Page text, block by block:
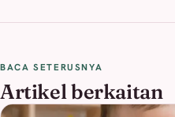
BACA SETERUSNYA
Artikel berkaitan